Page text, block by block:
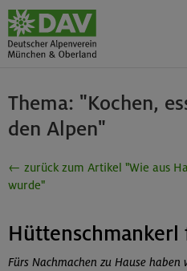
Thema: "Kochen,
den Alpen"
← zurück zum Artikel "Wie aus
wurde"
Hüttenschmankerl
Fürs Nachmachen zu Hause